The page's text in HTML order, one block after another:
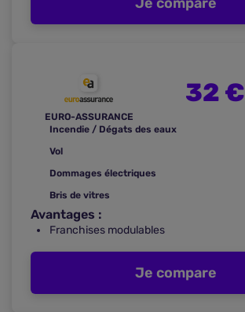
EURO-ASSURANCE
32 €
Incendie / Dégats des eaux
Vol
Dommages électriques
Bris de vitres
Avantages :
Franchises modulables
Je compare